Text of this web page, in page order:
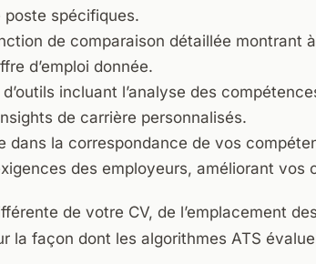
poste spécifiques.
de comparaison détaillée montrant
d’emploi donnée.
incluant l’analyse des
de carrière personnalisés.
dans la correspondance de vos
des employeurs, améliorant vos
de votre CV, de l’emplacement
la façon dont les algorithmes ATS